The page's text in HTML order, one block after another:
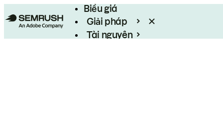
Biểu giá
Giải pháp
Tài nguyên